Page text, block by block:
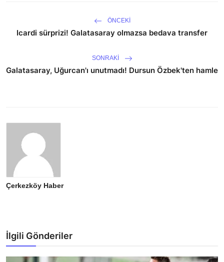
ÖNCEKI
Icardi sürprizi! Galatasaray olmazsa bedava transfer
SONRAKI
Galatasaray, Uğurcan'ı unutmadı! Dursun Özbek'ten hamle
Çerkezköy Haber
İlgili Gönderiler